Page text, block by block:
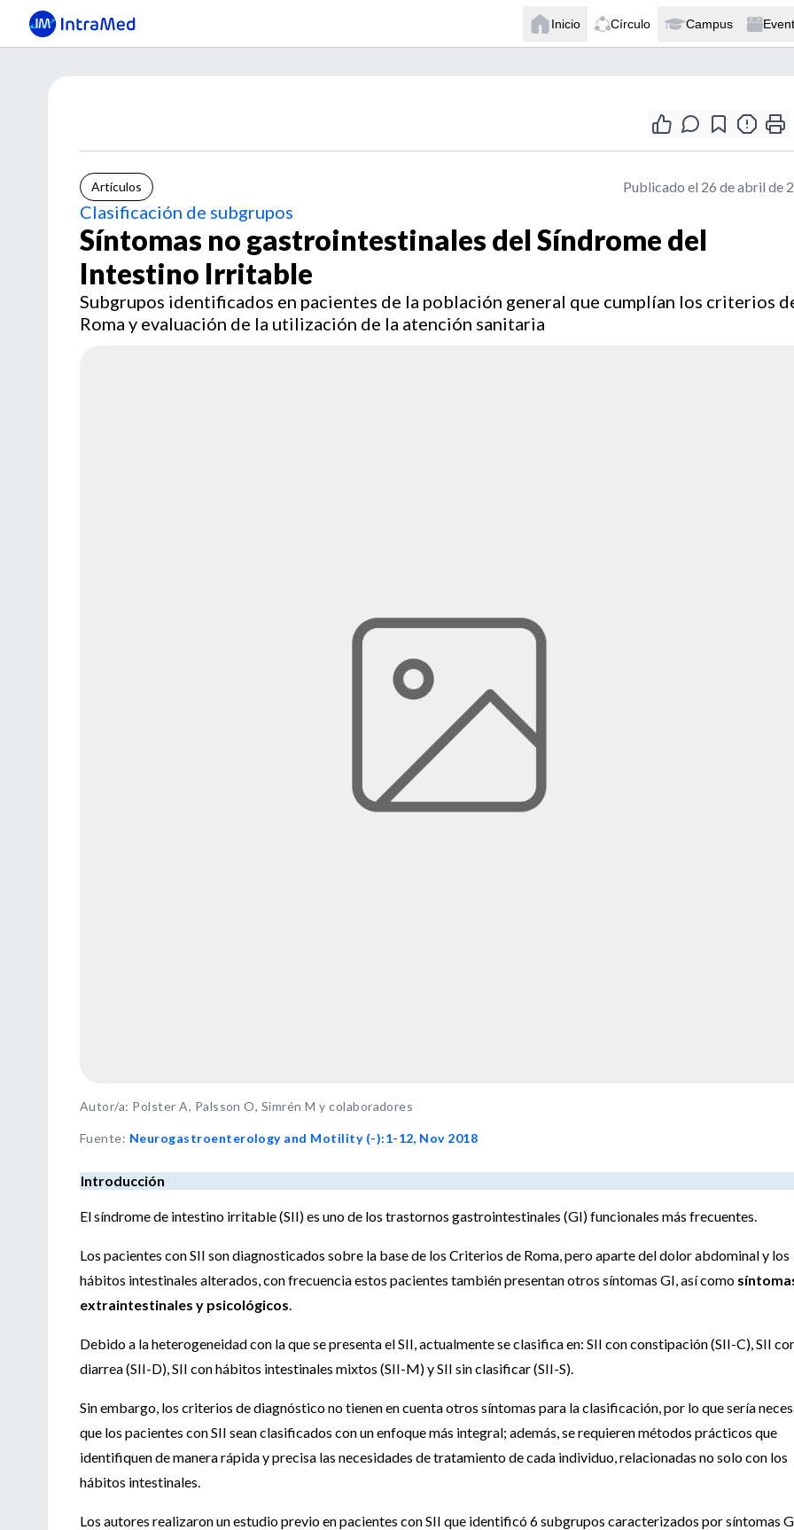
Inicio Círculo Campus
Artículos Publicado el 26 de abril de
Clasificación de subgrupos
Síntomas no gastrointestinales del Síndrome del
Intestino Irritable
Subgrupos identificados en pacientes de la población general que cumplían los criterios
Roma y evaluación de la utilización de la atención sanitaria
Autor/a: Polster A, Palsson O, Simrén M y colaboradores
Fuente: Neurogastroenterology and Motility (-):1-12, Nov 2018
Introducción
El síndrome de intestino irritable (SII) es uno de los trastornos gastrointestinales (GI) funcionales más frecuentes.
Los pacientes con SII son diagnosticados sobre la base de los Criterios de Roma, pero aparte del dolor abdominal y los
hábitos intestinales alterados, con frecuencia estos pacientes también presentan otros síntomas GI, así como
extraintestinales y psicológicos
Debido a la heterogeneidad con la que se presenta el SII, actualmente se clasifica en: SII con constipación (SII-C), SII
diarrea (SII-D), SII con hábitos intestinales mixtos (SII-M) y SII sin clasificar (SII-S).
Sin embargo, los criterios de diagnóstico no tienen en cuenta otros síntomas para la clasificación, por lo que sería
que los pacientes con SII sean clasificados con un enfoque más integral; además, se requieren métodos prácticos que
identifiquen de manera rápida y precisa las necesidades de tratamiento de cada individuo, relacionadas no solo con los
hábitos intestinales.
Los autores realizaron un estudio previo en pacientes con SII que identificó 6 subgrupos caracterizados por síntomas